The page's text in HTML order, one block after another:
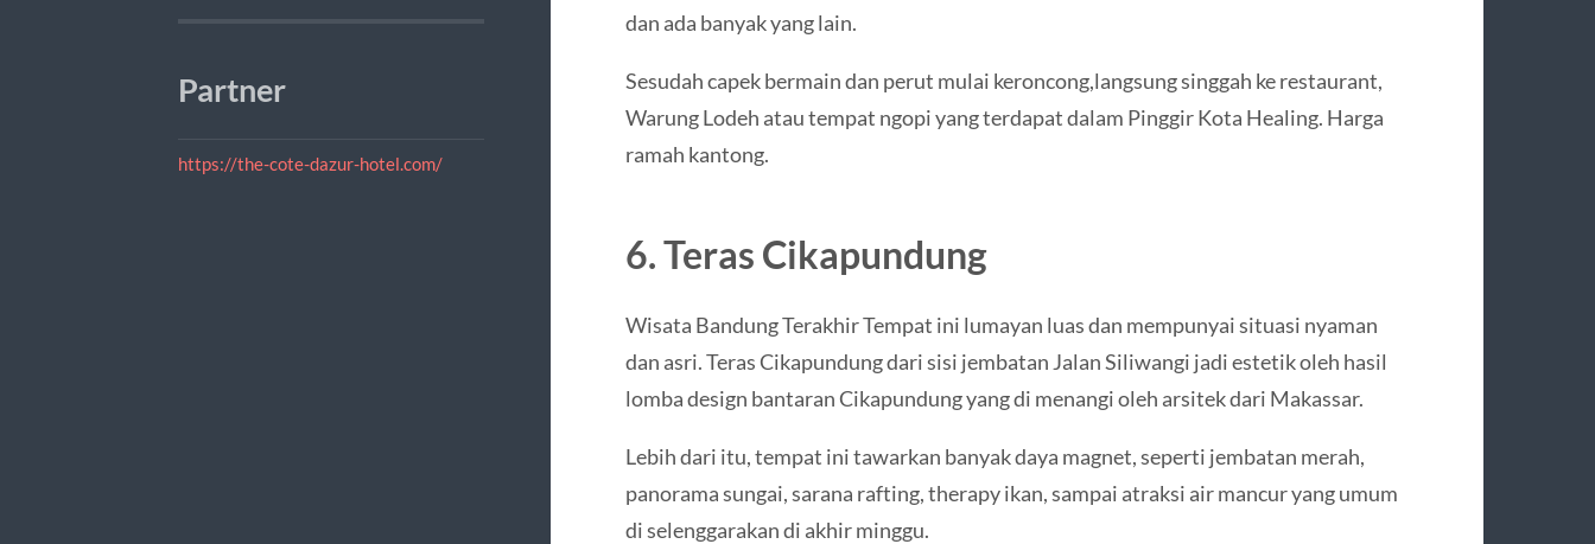
Partner
https://the-cote-dazur-hotel.com/
dan ada banyak yang lain.
Sesudah capek bermain dan perut mulai keroncong,langsung singgah ke restaurant,
Warung Lodeh atau tempat ngopi yang terdapat dalam Pinggir Kota Healing. Harga
ramah kantong.
6. Teras Cikapundung
Wisata Bandung Terakhir Tempat ini lumayan luas dan mempunyai situasi nyaman
dan asri. Teras Cikapundung dari sisi jembatan Jalan Siliwangi jadi estetik oleh hasil
lomba design bantaran Cikapundung yang di menangi oleh arsitek dari Makassar.
Lebih dari itu, tempat ini tawarkan banyak daya magnet, seperti jembatan merah,
panorama sungai, sarana rafting, therapy ikan, sampai atraksi air mancur yang umum
di selenggarakan di akhir minggu.